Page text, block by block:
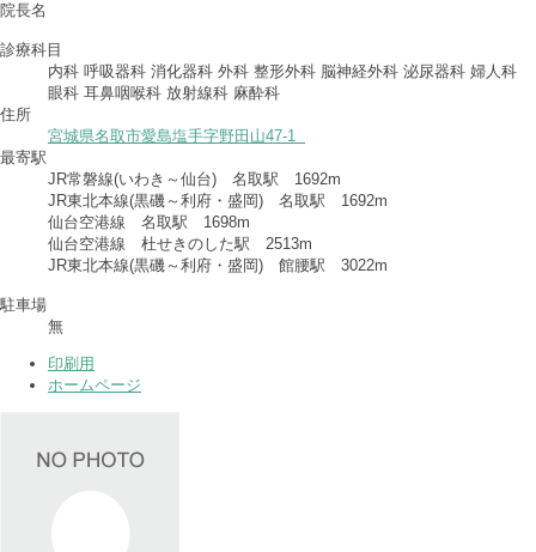
院長名
診療科目
内科 呼吸器科 消化器科 外科 整形外科 脳神経外科 泌尿器科 婦人科
眼科 耳鼻咽喉科 放射線科 麻酔科
住所
宮城県名取市愛島塩手字野田山47-1
最寄駅
JR常磐線(いわき～仙台) 名取駅 1692m
JR東北本線(黒磯～利府・盛岡) 名取駅 1692m
仙台空港線 名取駅 1698m
仙台空港線 杜せきのした駅 2513m
JR東北本線(黒磯～利府・盛岡) 館腰駅 3022m
駐車場
無
印刷用
ホームページ